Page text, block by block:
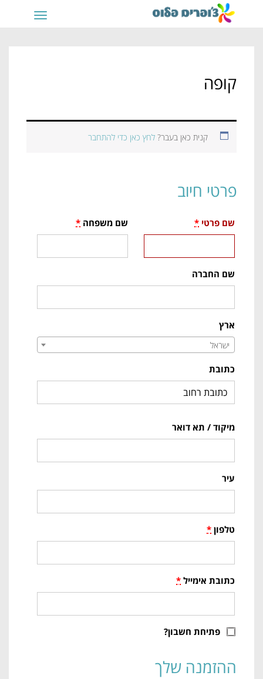
תפריט
קופה
קנית כאן בעבר? לחץ כאן כדי להתחבר
פרטי חיוב
שם פרטי * שם משפחה *
שם החברה
ארץ
ישראל
כתובת
מיקוד / תא דואר
עיר
טלפון *
כתובת אימייל *
פתיחת חשבון?
ההזמנה שלך